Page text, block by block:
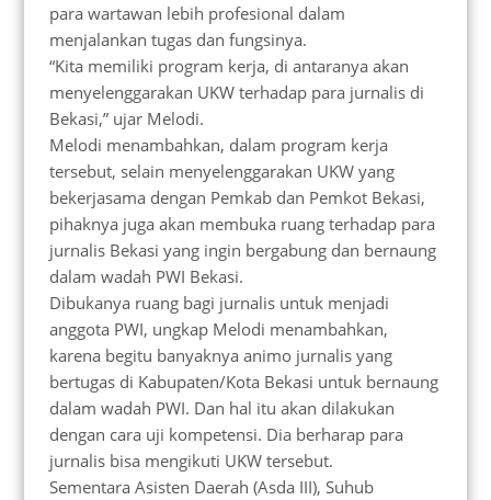
para wartawan lebih profesional dalam
menjalankan tugas dan fungsinya.
“Kita memiliki program kerja, di antaranya akan
menyelenggarakan UKW terhadap para jurnalis di
Bekasi,” ujar Melodi.
Melodi menambahkan, dalam program kerja
tersebut, selain menyelenggarakan UKW yang
bekerjasama dengan Pemkab dan Pemkot Bekasi,
pihaknya juga akan membuka ruang terhadap para
jurnalis Bekasi yang ingin bergabung dan bernaung
dalam wadah PWI Bekasi.
Dibukanya ruang bagi jurnalis untuk menjadi
anggota PWI, ungkap Melodi menambahkan,
karena begitu banyaknya animo jurnalis yang
bertugas di Kabupaten/Kota Bekasi untuk bernaung
dalam wadah PWI. Dan hal itu akan dilakukan
dengan cara uji kompetensi. Dia berharap para
jurnalis bisa mengikuti UKW tersebut.
Sementara Asisten Daerah (Asda III), Suhub